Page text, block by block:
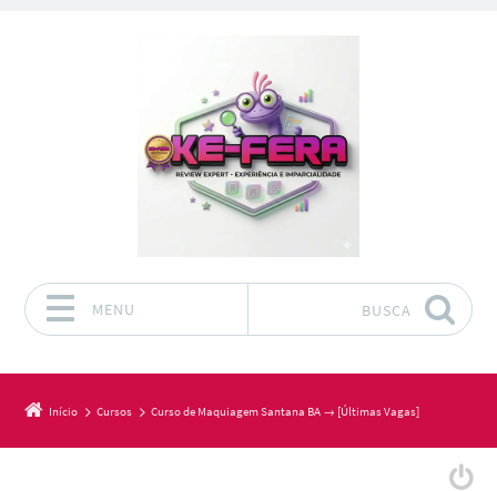
MENU BUSCA
Início Cursos Curso de Maquiagem Santana BA → [Últimas Vagas]